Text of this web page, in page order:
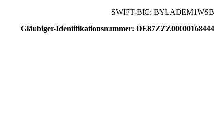
SWIFT-BIC: BYLADEM1WSB
Gläubiger-Identifikationsnummer: DE87ZZZ00000168444